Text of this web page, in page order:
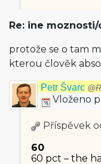
Re: ine moznosti/
protože se o tam
kterou člověk
Petr Švarc
Vloženo
Příspěvek
60
60 pct – the